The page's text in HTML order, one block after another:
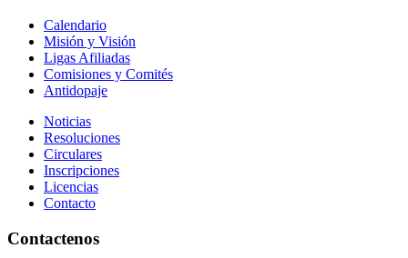
Calendario
Misión y Visión
Ligas Afiliadas
Comisiones y Comités
Antidopaje
Noticias
Resoluciones
Circulares
Inscripciones
Licencias
Contacto
Contactenos